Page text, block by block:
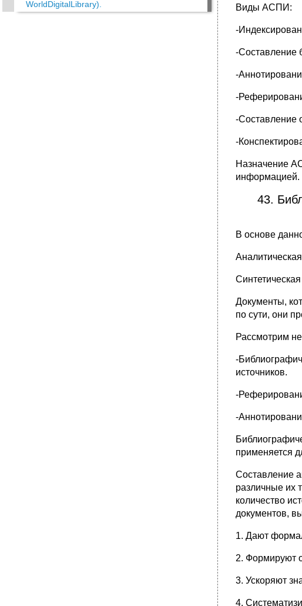
WorldDigitalLibrary).
Виды АСПИ:
-
-Составление
-
-
-Составление
-
Назначение
информацией.
43.
В основе
Документы,
по сути, они
Рассмотрим
-
источников.
-
-
применяется
Составление
различные их
количество
документов,
1. Дают
2. Формируют
3. Ускоряют
4.